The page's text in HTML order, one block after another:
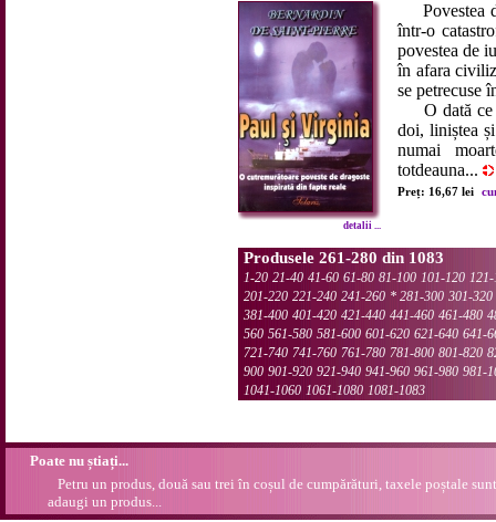
detalii ...
Povestea
într-o
povestea de
în afara
se petrecuse
O dată ce
doi, liniștea
numai
totdeauna...
Preț: 16,67 lei
Produsele 261-280 din 1083
1-20 21-40 41-60 61-80 81-100 101-120
201-220 221-240 241-260 * 281-300 301-320
381-400 401-420 421-440 441-460 461-480
560 561-580 581-600 601-620 621-640 641-
721-740 741-760 761-780 781-800 801-820
900 901-920 921-940 941-960 961-980 981-
1041-1060 1061-1080 1081-1083
Poate nu știați...
Petru un produs, două sau trei în coșul de cumpărături, taxele poștale
adaugi un produs...